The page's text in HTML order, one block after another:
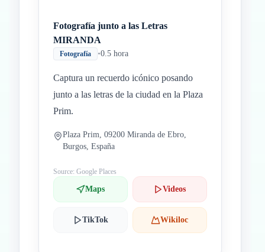
Fotografía junto a las Letras
MIRANDA
Fotografía •0.5 hora
Captura un recuerdo icónico posando
junto a las letras de la ciudad en la Plaza
Prim.
Plaza Prim, 09200 Miranda de Ebro,
Burgos, España
Source: Google Places
Maps Videos
TikTok Wikiloc